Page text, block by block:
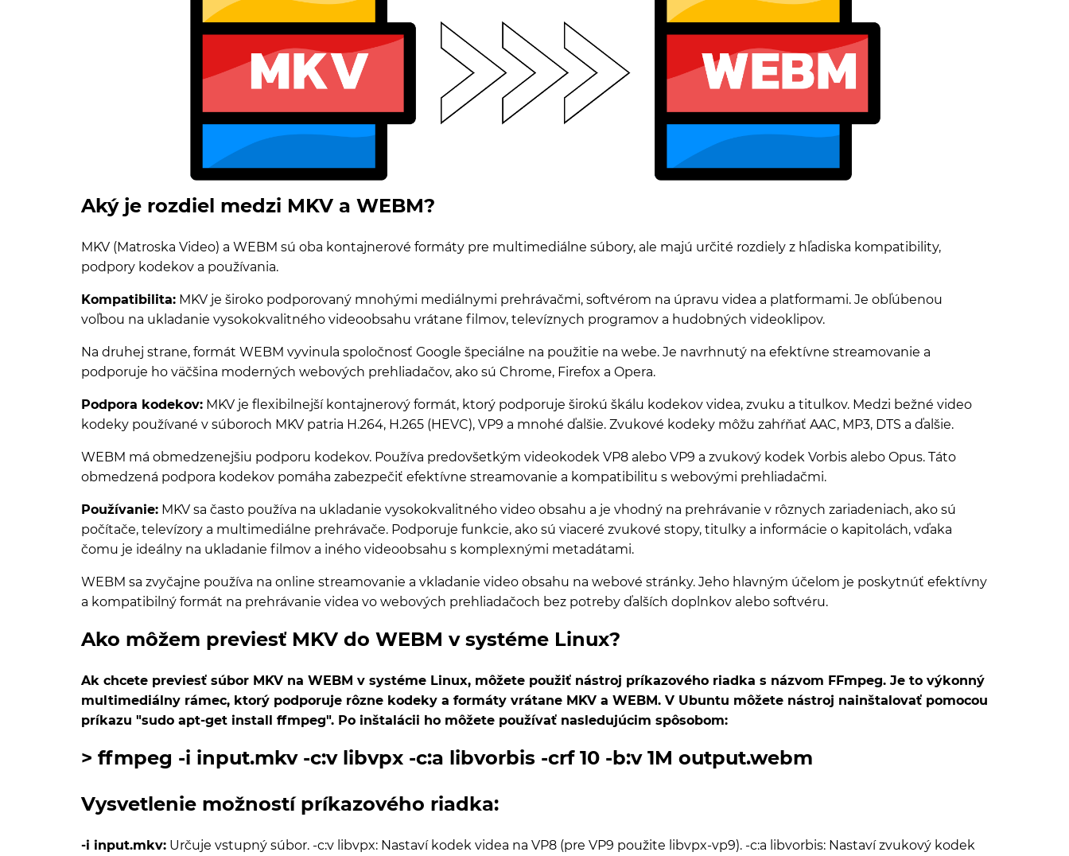
Aký je rozdiel medzi MKV a WEBM?
MKV (Matroska Video) a WEBM sú oba kontajnerové formáty pre multimediálne súbory, ale majú určité rozdiely z hľadiska kompatibility,
podpory kodekov a používania.
Kompatibilita: MKV je široko podporovaný mnohými mediálnymi prehrávačmi, softvérom na úpravu videa a platformami. Je obľúbenou
voľbou na ukladanie vysokokvalitného videoobsahu vrátane filmov, televíznych programov a hudobných videoklipov.
Na druhej strane, formát WEBM vyvinula spoločnosť Google špeciálne na použitie na webe. Je navrhnutý na efektívne streamovanie a
podporuje ho väčšina moderných webových prehliadačov, ako sú Chrome, Firefox a Opera.
Podpora kodekov: MKV je flexibilnejší kontajnerový formát, ktorý podporuje širokú škálu kodekov videa, zvuku a titulkov. Medzi bežné video
kodeky používané v súboroch MKV patria H.264, H.265 (HEVC), VP9 a mnohé ďalšie. Zvukové kodeky môžu zahŕňať AAC, MP3, DTS a ďalšie.
WEBM má obmedzenejšiu podporu kodekov. Používa predovšetkým videokodek VP8 alebo VP9 a zvukový kodek Vorbis alebo Opus. Táto
obmedzená podpora kodekov pomáha zabezpečiť efektívne streamovanie a kompatibilitu s webovými prehliadačmi.
Používanie: MKV sa často používa na ukladanie vysokokvalitného video obsahu a je vhodný na prehrávanie v rôznych zariadeniach, ako sú
počítače, televízory a multimediálne prehrávače. Podporuje funkcie, ako sú viaceré zvukové stopy, titulky a informácie o kapitolách, vďaka
čomu je ideálny na ukladanie filmov a iného videoobsahu s komplexnými metadátami.
WEBM sa zvyčajne používa na online streamovanie a vkladanie video obsahu na webové stránky. Jeho hlavným účelom je poskytnúť efektívny
a kompatibilný formát na prehrávanie videa vo webových prehliadačoch bez potreby ďalších doplnkov alebo softvéru.
Ako môžem previesť MKV do WEBM v systéme Linux?
Ak chcete previesť súbor MKV na WEBM v systéme Linux, môžete použiť nástroj príkazového riadka s názvom FFmpeg. Je to výkonný
multimediálny rámec, ktorý podporuje rôzne kodeky a formáty vrátane MKV a WEBM. V Ubuntu môžete nástroj nainštalovať pomocou
príkazu "sudo apt-get install ffmpeg". Po inštalácii ho môžete používať nasledujúcim spôsobom:
> ffmpeg -i input.mkv -c:v libvpx -c:a libvorbis -crf 10 -b:v 1M output.webm
Vysvetlenie možností príkazového riadka:
-i input.mkv: Určuje vstupný súbor. -c:v libvpx: Nastaví kodek videa na VP8 (pre VP9 použite libvpx-vp9). -c:a libvorbis: Nastaví zvukový kodek